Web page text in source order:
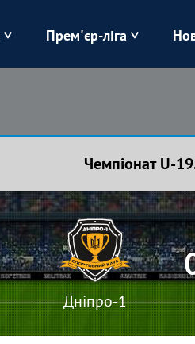
Карпати
Харків
Прем'єр-ліга
Чемпіонат U-
Дніпро-1